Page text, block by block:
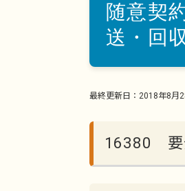
随意契
送・回
最終更新日： 2018年8月
16380 要